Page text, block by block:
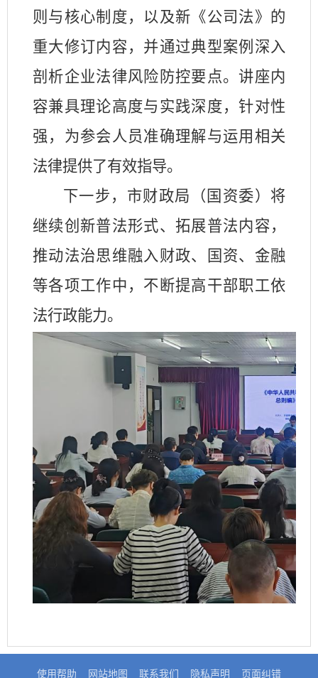
则与核心制度，以及新《公司法》的
重大修订内容，并通过典型案例深入
剖析企业法律风险防控要点。讲座内
容兼具理论高度与实践深度，针对性
强，为参会人员准确理解与运用相关
法律提供了有效指导。
下一步，市财政局（国资委）将
继续创新普法形式、拓展普法内容，
推动法治思维融入财政、国资、金融
等各项工作中，不断提高干部职工依
法行政能力。
使用帮助 网站地图 联系我们 隐私声明 页面纠错